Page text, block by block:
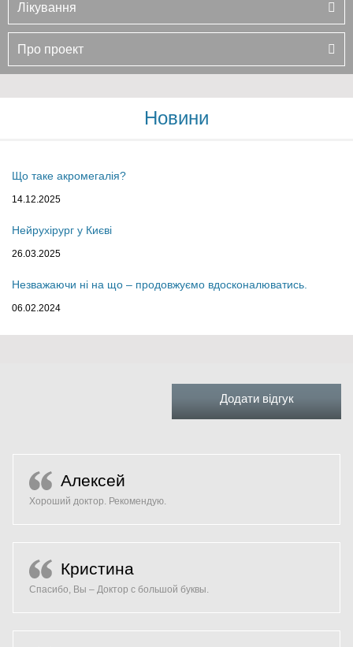
Лікування
Про проект
Новини
Що таке акромегалія?
14.12.2025
Нейрухірург у Києві
26.03.2025
Незважаючи ні на що – продовжуємо вдосконалюватись.
06.02.2024
Додати відгук
Алексей
Хороший доктор. Рекомендую.
Кристина
Спасибо, Вы – Доктор с большой буквы.